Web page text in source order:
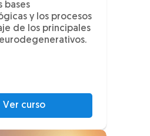
bases
y los procesos
de los principales
Ver curso